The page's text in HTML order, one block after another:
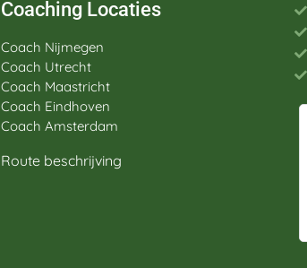
Coaching Locaties
Coach Nijmegen
Coach Utrecht
Coach Maastricht
Coach Eindhoven
Coach Amsterdam
Route beschrijving